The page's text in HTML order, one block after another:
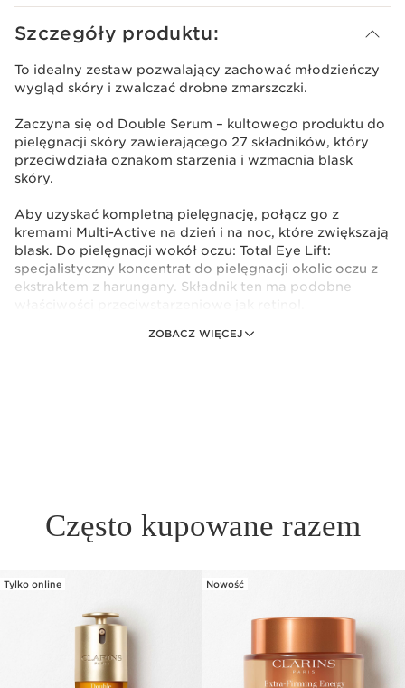
Szczegóły produktu:
ZOBACZ WIĘCEJ
To idealny zestaw pozwalający zachować młodzieńczy
wygląd skóry i zwalczać drobne zmarszczki.
Zaczyna się od Double Serum – kultowego produktu do
pielęgnacji skóry zawierającego 27 składników, który
przeciwdziała oznakom starzenia i wzmacnia blask
skóry.
Aby uzyskać kompletną pielęgnację, połącz go z
kremami Multi-Active na dzień i na noc, które zwiększają
blask. Do pielęgnacji wokół oczu: Total Eye Lift:
specjalistyczny koncentrat do pielęgnacji okolic oczu z
ekstraktem z harungany. Składnik ten ma podobne
* Efekt liftingu w 30 sekund.
Multi Active krem na noc AST 15ml
Często kupowane razem
Tylko online Nowość